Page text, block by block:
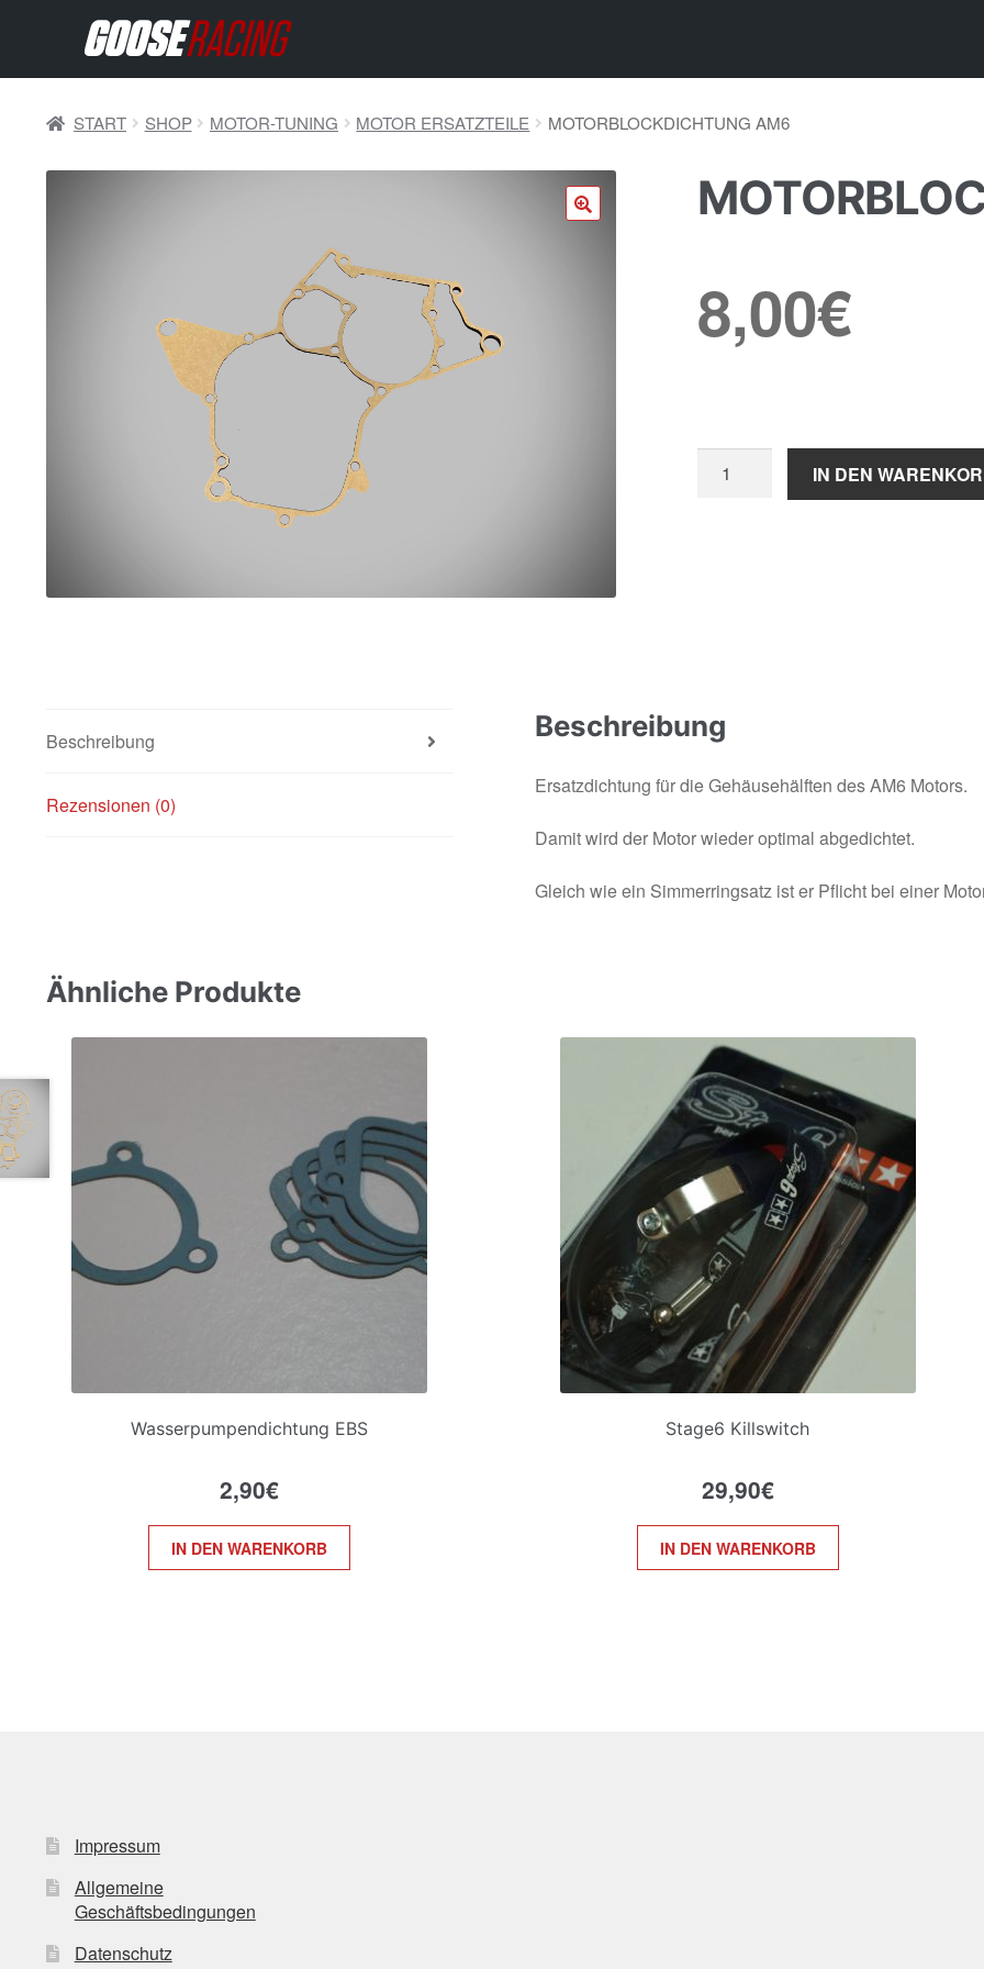
START SHOP MOTOR-TUNING MOTOR ERSATZTEILE MOTORBLOCKDICHTUNG AM6
8,00€
AM6
IN DEN
Beschreibung
Rezensionen (0)
Beschreibung
Ersatzdichtung für die Gehäusehälften des AM6 Motors.
Damit wird der Motor wieder optimal abgedichtet.
Gleich wie ein Simmerringsatz ist er Pflicht bei einer
Ähnliche Produkte
Wasserpumpendichtung EBS
2,90€
IN DEN WARENKORB
Stage6 Killswitch
29,90€
IN DEN WARENKORB
Impressum
Allgemeine
Geschäftsbedingungen
Datenschutz